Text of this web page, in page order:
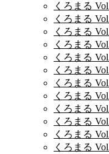
くろまる
くろまる
くろまる
くろまる
くろまる
くろまる
くろまる
くろまる
くろまる
くろまる
くろまる
くろまる